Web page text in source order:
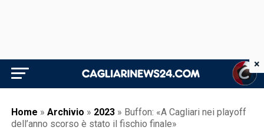
Home » Archivio » 2023 » Buffon: «A Cagliari nei playoff
dell’anno scorso è stato il fischio finale»
×